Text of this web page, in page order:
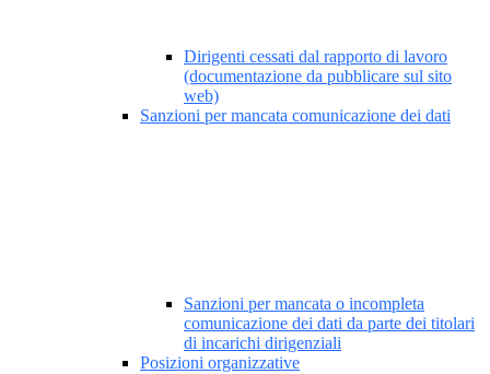
Dirigenti cessati dal rapporto di lavoro
(documentazione da pubblicare sul sito
web)
Sanzioni per mancata comunicazione dei dati
Sanzioni per mancata o incompleta
comunicazione dei dati da parte dei titolari
di incarichi dirigenziali
Posizioni organizzative